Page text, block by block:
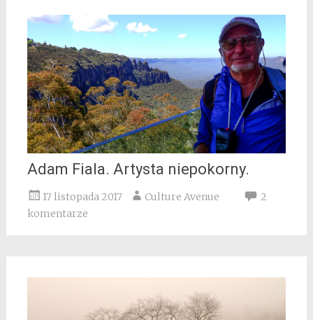
Adam Fiala. Artysta niepokorny.
17 listopada 2017 Culture Avenue
2
komentarze